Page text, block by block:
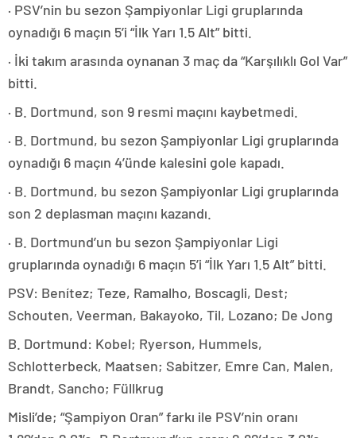
· PSV’nin bu sezon Şampiyonlar Ligi gruplarında
oynadığı 6 maçın 5’i “İlk Yarı 1.5 Alt” bitti.
· İki takım arasında oynanan 3 maç da “Karşılıklı Gol Var”
bitti.
· B. Dortmund, son 9 resmi maçını kaybetmedi.
· B. Dortmund, bu sezon Şampiyonlar Ligi gruplarında
oynadığı 6 maçın 4’ünde kalesini gole kapadı.
· B. Dortmund, bu sezon Şampiyonlar Ligi gruplarında
son 2 deplasman maçını kazandı.
· B. Dortmund’un bu sezon Şampiyonlar Ligi
gruplarında oynadığı 6 maçın 5’i “İlk Yarı 1.5 Alt” bitti.
PSV: Benítez; Teze, Ramalho, Boscagli, Dest;
Schouten, Veerman, Bakayoko, Til, Lozano; De Jong
B. Dortmund: Kobel; Ryerson, Hummels,
Schlotterbeck, Maatsen; Sabitzer, Emre Can, Malen,
Brandt, Sancho; Füllkrug
Misli’de; “Şampiyon Oran” farkı ile PSV’nin oranı